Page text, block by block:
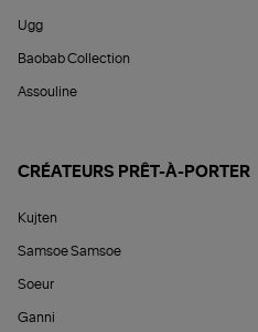
Ugg
Baobab Collection
Assouline
CRÉATEURS PRÊT-À-PORTER
Kujten
Samsoe Samsoe
Soeur
Ganni